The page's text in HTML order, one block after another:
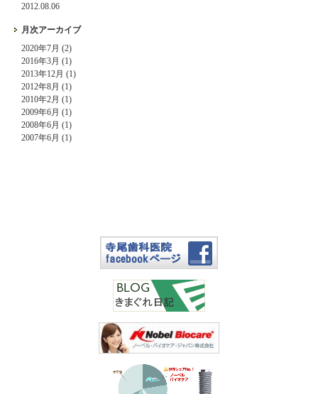
2012.08.06
月次アーカイブ
2020年7月 (2)
2016年3月 (1)
2013年12月 (1)
2012年8月 (1)
2010年2月 (1)
2009年6月 (1)
2008年6月 (1)
2007年6月 (1)